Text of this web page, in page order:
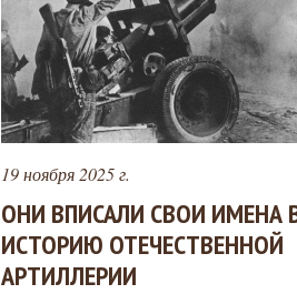
е
с
ь
19 ноября 2025 г.
ОНИ ВПИСАЛИ СВОИ ИМЕНА
ИСТОРИЮ ОТЕЧЕСТВЕННОЙ
АРТИЛЛЕРИИ